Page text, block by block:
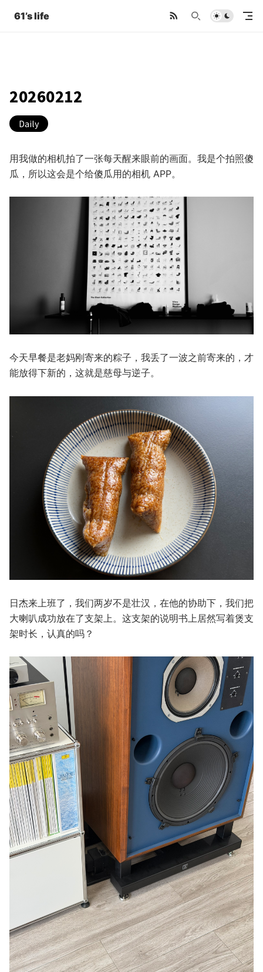
61’s life
20260212
Daily
用我做的相机拍了一张每天醒来眼前的画面。我是个拍照傻
瓜，所以这会是个给傻瓜用的相机 APP。
今天早餐是老妈刚寄来的粽子，我丢了一波之前寄来的，才
能放得下新的，这就是慈母与逆子。
日杰来上班了，我们两岁不是壮汉，在他的协助下，我们把
大喇叭成功放在了支架上。这支架的说明书上居然写着煲支
架时长，认真的吗？